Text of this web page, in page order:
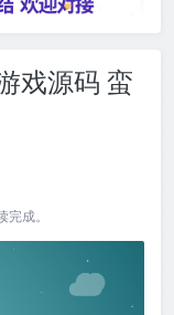
戏源码 蛮
成。